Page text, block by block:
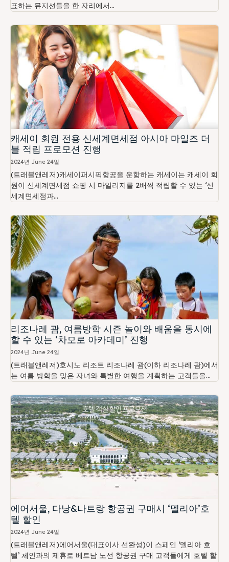
표하는 뮤지션들을 한 자리에서...
캐세이 회원 전용 신세계면세점 아시아 마일즈 더
블 적립 프로모션 진행
2024년 June 24일
(트래블앤레저)캐세이퍼시픽항공을 운항하는 캐세이는 캐세이 회
원이 신세계면세점 쇼핑 시 마일리지를 2배씩 적립할 수 있는 ‘신
세계면세점과...
리조나레 괌, 여름방학 시즌 놀이와 배움을 동시에
할 수 있는 ‘차모로 아카데미’ 진행
2024년 June 24일
(트래블앤레저)호시노 리조트 리조나레 괌(이하 리조나레 괌)에서
는 여름 방학을 맞은 자녀와 특별한 여행을 계획하는 고객들을...
에어서울, 다낭&나트랑 항공권 구매시 ‘멜리아’호
텔 할인
2024년 June 24일
(트래블앤레저)에어서울(대표이사 선완성)이 스페인 ‘멜리아 호
텔’ 체인과의 제휴로 베트남 노선 항공권 구매 고객들에게 호텔 할